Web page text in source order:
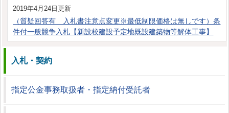
2019年4月24日更新
（質疑回答有 入札書注意点変更※最低制限価格は無しです）条
件付一般競争入札【新設校建設予定地既設建築物等解体工事】
入札・契約
指定公金事務取扱者・指定納付受託者